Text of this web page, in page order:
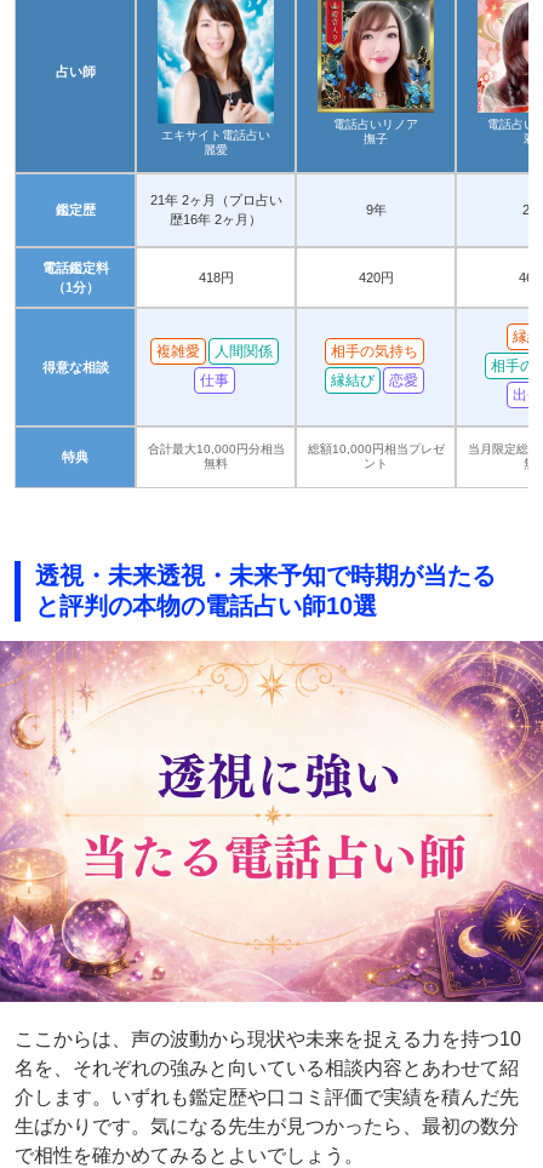
占い師
エキサイト電話占い
麗愛
電話占いリノア
撫子
電話占い
彩
鑑定歴
21年 2ヶ月（プロ占い
歴16年 2ヶ月）
9年 20
電話鑑定料
（1分）
418円 420円 460
得意な相談
複雑愛
人間関係
仕事
相手の気持ち
縁結び
恋愛
縁
相手の
出
特典
合計最大10,000円分相当
無料
総額10,000円相当プレゼ
ント
当月限定総
無
透視・未来透視・未来予知で時期が当たる
と評判の本物の電話占い師10選
ここからは、声の波動から現状や未来を捉える力を持つ10
名を、それぞれの強みと向いている相談内容とあわせて紹
介します。いずれも鑑定歴や口コミ評価で実績を積んだ先
生ばかりです。気になる先生が見つかったら、最初の数分
で相性を確かめてみるとよいでしょう。